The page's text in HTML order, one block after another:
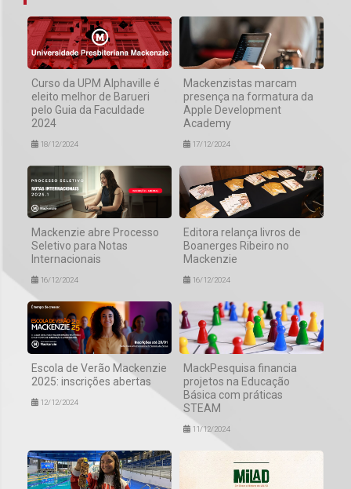
Curso da UPM Alphaville é
eleito melhor de Barueri
pelo Guia da Faculdade
2024
18/12/2024
Mackenzistas marcam
presença na formatura da
Apple Development
Academy
17/12/2024
Mackenzie abre Processo
Seletivo para Notas
Internacionais
16/12/2024
Editora relança livros de
Boanerges Ribeiro no
Mackenzie
16/12/2024
Escola de Verão Mackenzie
2025: inscrições abertas
12/12/2024
MackPesquisa financia
projetos na Educação
Básica com práticas
STEAM
11/12/2024